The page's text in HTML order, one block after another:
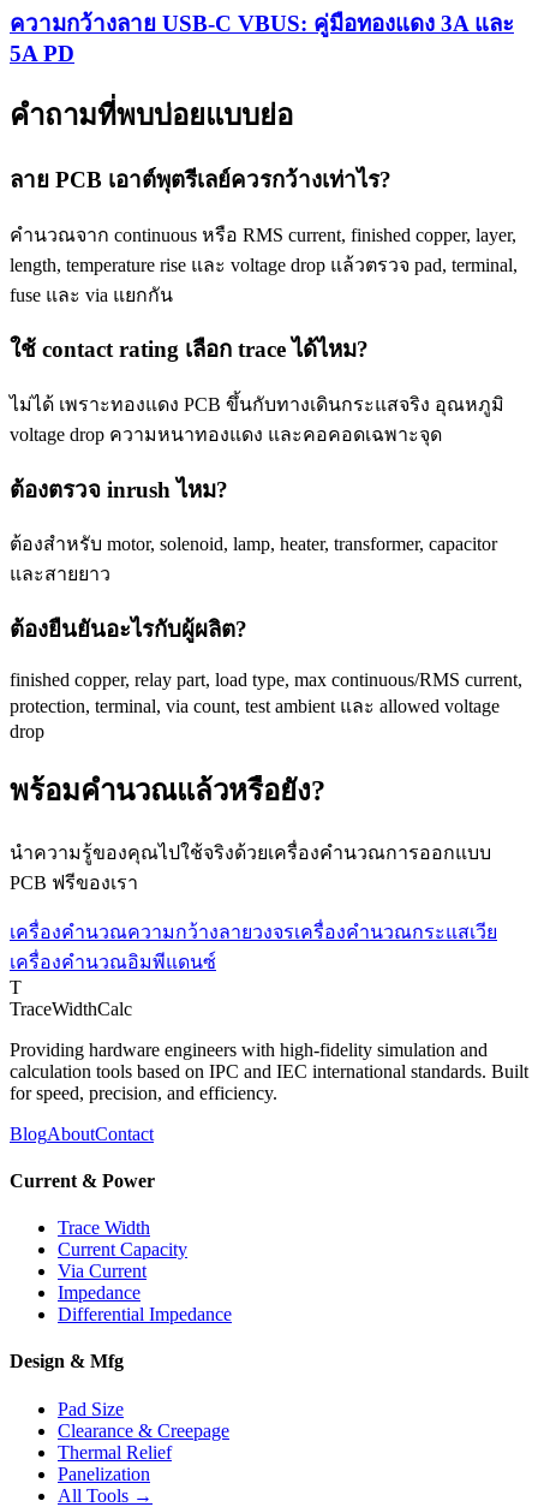
ความกว้างลาย USB-C VBUS: คู่มือทองแดง 3A และ
5A PD
คำถามที่พบบ่อยแบบย่อ
ลาย PCB เอาต์พุตรีเลย์ควรกว้างเท่าไร?
คำนวณจาก continuous หรือ RMS current, finished copper, layer,
length, temperature rise และ voltage drop แล้วตรวจ pad, terminal,
fuse และ via แยกกัน
ใช้ contact rating เลือก trace ได้ไหม?
ไม่ได้ เพราะทองแดง PCB ขึ้นกับทางเดินกระแสจริง อุณหภูมิ
voltage drop ความหนาทองแดง และคอคอดเฉพาะจุด
ต้องตรวจ inrush ไหม?
ต้องสำหรับ motor, solenoid, lamp, heater, transformer, capacitor
และสายยาว
ต้องยืนยันอะไรกับผู้ผลิต?
finished copper, relay part, load type, max continuous/RMS current,
protection, terminal, via count, test ambient และ allowed voltage
drop
พร้อมคำนวณแล้วหรือยัง?
นำความรู้ของคุณไปใช้จริงด้วยเครื่องคำนวณการออกแบบ
PCB ฟรีของเรา
เครื่องคำนวณความกว้างลายวงจรเครื่องคำนวณกระแสเวีย
เครื่องคำนวณอิมพีแดนซ์
T
TraceWidthCalc
Providing hardware engineers with high-fidelity simulation and
calculation tools based on IPC and IEC international standards. Built
for speed, precision, and efficiency.
BlogAboutContact
Current & Power
Trace Width
Current Capacity
Via Current
Impedance
Differential Impedance
Design & Mfg
Pad Size
Clearance & Creepage
Thermal Relief
Panelization
All Tools →